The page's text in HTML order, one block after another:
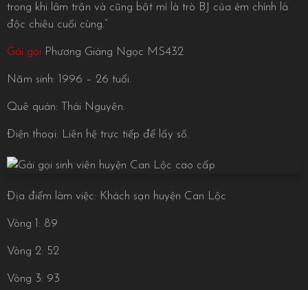
trong khi lâm trận và cũng bật mí là trò BJ của ẻm chính là
độc chiêu cuối cùng.”
Gái gọi Phương Giáng Ngọc MS432
Năm sinh: 1996 – 26 tuổi.
Quê quán: Thái Nguyên.
Điện thoại: Liên hệ trực tiếp để lấy số.
Địa điểm làm việc: Khách sạn huyện Can Lộc
Vòng 1: 89
Vòng 2: 52
Vòng 3: 93